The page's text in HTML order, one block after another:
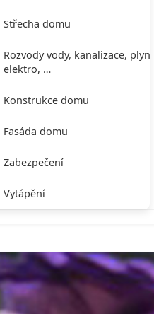
Střecha domu
Rozvody vody, kanalizace, plynu,
elektro, …
Konstrukce domu
Fasáda domu
Zabezpečení
Vytápění